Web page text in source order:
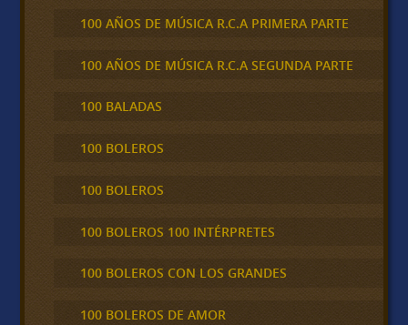
100 AÑOS DE MÚSICA R.C.A PRIMERA PARTE
100 AÑOS DE MÚSICA R.C.A SEGUNDA PARTE
100 BALADAS
100 BOLEROS
100 BOLEROS
100 BOLEROS 100 INTÉRPRETES
100 BOLEROS CON LOS GRANDES
100 BOLEROS DE AMOR